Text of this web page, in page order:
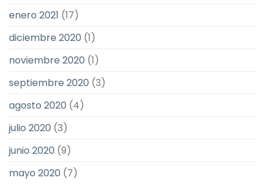
enero 2021 (17)
diciembre 2020 (1)
noviembre 2020 (1)
septiembre 2020 (3)
agosto 2020 (4)
julio 2020 (3)
junio 2020 (9)
mayo 2020 (7)